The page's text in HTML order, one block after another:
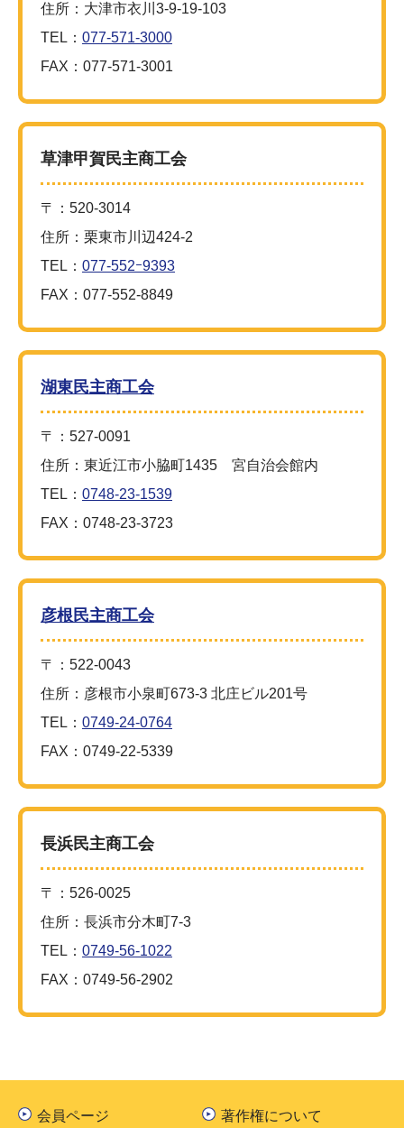
住所：大津市衣川3-9-19-103
TEL： 077-571-3000
FAX：077-571-3001
草津甲賀民主商工会
〒：520-3014
住所：栗東市川辺424-2
TEL： 077-552ｰ9393
FAX：077-552-8849
湖東民主商工会
〒：527-0091
住所：東近江市小脇町1435 宮自治会館内
TEL： 0748-23-1539
FAX：0748-23-3723
彦根民主商工会
〒：522-0043
住所：彦根市小泉町673-3 北庄ビル201号
TEL： 0749-24-0764
FAX：0749-22-5339
長浜民主商工会
〒：526-0025
住所：長浜市分木町7-3
TEL： 0749-56-1022
FAX：0749-56-2902
会員ページ 著作権について